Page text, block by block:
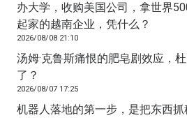
办大学，收购美国公司，拿世界
起家的越南企业，凭什么？
2026/08/08 21:10
汤姆·克鲁斯痛恨的肥皂剧效应，
了？
2026/08/07 17:25
机器人落地的第一步，是把东西抓